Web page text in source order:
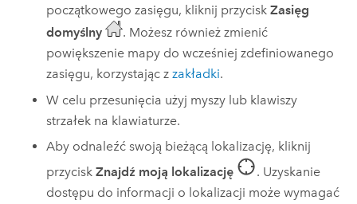
początkowego zasięgu, kliknij przyciskZasięg
domyślny
. Możesz również zmienić
powiększenie mapy do wcześniej zdefiniowanego
zasięgu, korzystając zzakładki.
W celu przesunięcia użyj myszy lub klawiszy
strzałek na klawiaturze.
Aby odnaleźć swoją bieżącą lokalizację, kliknij
przyciskZnajdź moją lokalizację
. Uzyskanie
dostępu do informacji o lokalizacji może wymagać